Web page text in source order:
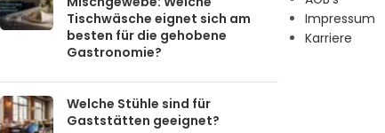
Tischwäsche eignet sich am
besten für die gehobene
Gastronomie?
Welche Stühle sind für
Gaststätten geeignet?
Impressum
Karriere